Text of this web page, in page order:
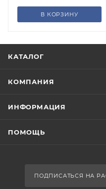
В КОРЗИНУ
КАТАЛОГ
КОМПАНИЯ
ИНФОРМАЦИЯ
ПОМОЩЬ
ПОДПИСАТЬСЯ НА